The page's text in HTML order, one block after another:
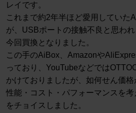
レイです。
これまで約2年半ほど愛用していた
が、USBポートの接触不良と思わ
今回買換となりました。
この手のAiBox、Amazonや
っており、YouTubeなどでは
かけておりましたが、如何せん価
性能・コスト・パフォーマンスを
をチョイスしました。